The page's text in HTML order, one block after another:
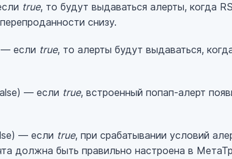
true, то будут выдаваться алерты, когда
снизу.
если true, то алерты будут выдаваться,
— если true, встроенный попап-алерт
— если true, при срабатывании условий
должна быть правильно настроена в